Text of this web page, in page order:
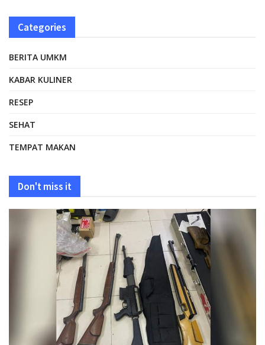
Categories
BERITA UMKM
KABAR KULINER
RESEP
SEHAT
TEMPAT MAKAN
Don't miss it